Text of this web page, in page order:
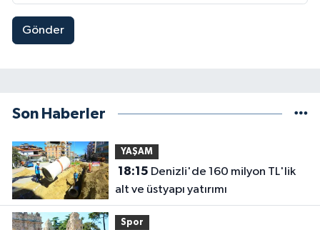
Gönder
Son Haberler
YAŞAM
18:15
alt ve üstyapı yatırımı
Spor